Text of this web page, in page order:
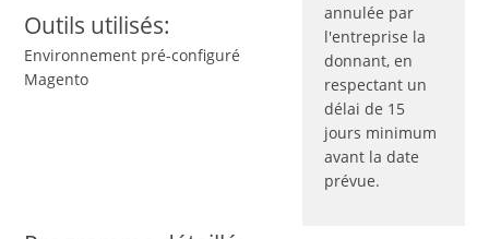
annulée par
l'entreprise la
donnant, en
respectant un
délai de 15
jours minimum
avant la date
prévue.
Outils utilisés:
Environnement pré-configuré
Magento